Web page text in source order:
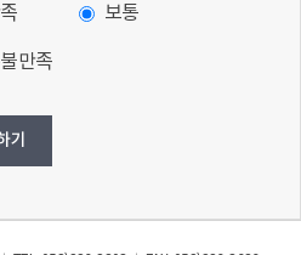
보통
만족